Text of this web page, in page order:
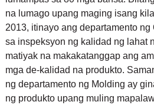
na lumago upang maging isang
2013, itinayo ang departamento
sa inspeksyon ng kalidad ng lahat
matiyak na makakatanggap ang
mga de-kalidad na produkto.
ng departamento ng Molding ay
ng produkto upang muling